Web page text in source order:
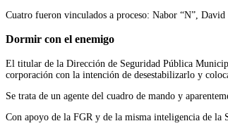
Cuatro fueron vinculados a proceso: Nabor “N”,
Dormir con el enemigo
El titular de la Dirección de Seguridad Pública
corporación con la intención de desestabilizarlo y
Se trata de un agente del cuadro de mando y
Con apoyo de la FGR y de la misma inteligencia de la